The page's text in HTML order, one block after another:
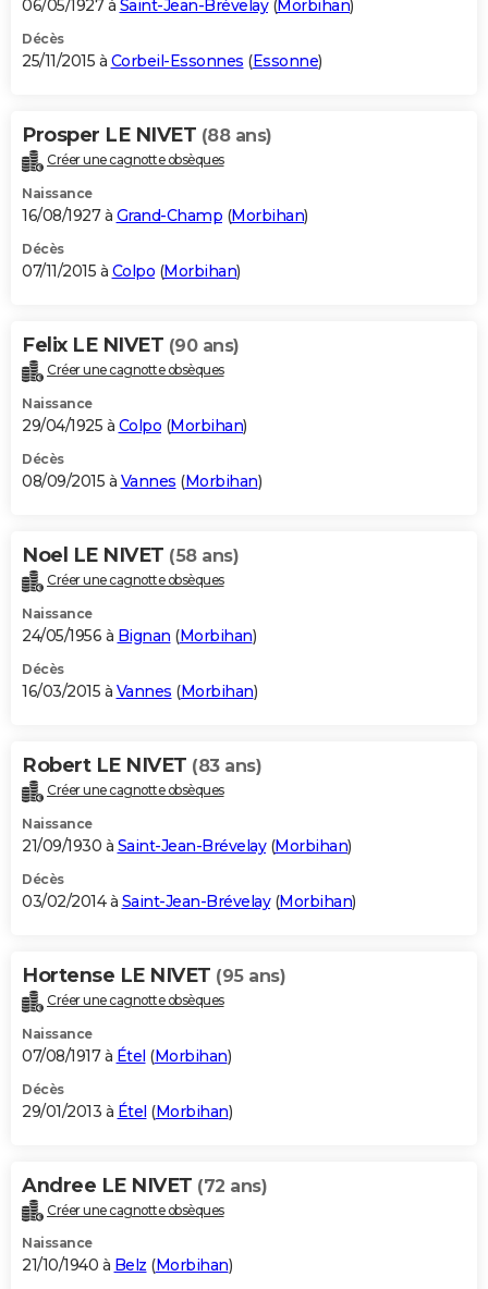
06/05/1927 à Saint-Jean-Brévelay(Morbihan)
Décès
25/11/2015 à Corbeil-Essonnes (Essonne)
Prosper LE NIVET (88 ans)
Créer une cagnotte obsèques
Naissance
16/08/1927 à Grand-Champ (Morbihan)
Décès
07/11/2015 à Colpo (Morbihan)
Felix LE NIVET (90 ans)
Créer une cagnotte obsèques
Naissance
29/04/1925 à Colpo (Morbihan)
Décès
08/09/2015 à Vannes (Morbihan)
Noel LE NIVET (58 ans)
Créer une cagnotte obsèques
Naissance
24/05/1956 à Bignan (Morbihan)
Décès
16/03/2015 à Vannes (Morbihan)
Robert LE NIVET (83 ans)
Créer une cagnotte obsèques
Naissance
21/09/1930 à Saint-Jean-Brévelay(Morbihan)
Décès
03/02/2014 à Saint-Jean-Brévelay(Morbihan)
Hortense LE NIVET (95 ans)
Créer une cagnotte obsèques
Naissance
07/08/1917 à Étel (Morbihan)
Décès
29/01/2013 à Étel (Morbihan)
Andree LE NIVET (72 ans)
Créer une cagnotte obsèques
Naissance
21/10/1940 à Belz (Morbihan)